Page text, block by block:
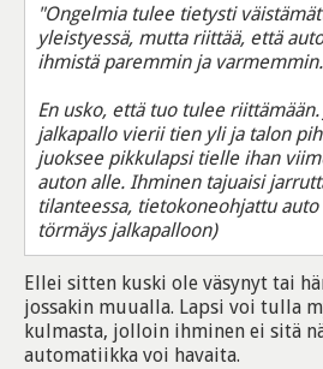
"Ongelmia tulee tietysti
yleistyessä, mutta riittää, että
ihmistä paremmin ja
En usko, että tuo tulee riittämään.
jalkapallo vierii tien yli ja talon
juoksee pikkulapsi tielle ihan
auton alle. Ihminen tajuaisi
tilanteessa, tietokoneohjattu
törmäys jalkapalloon)
Ellei sitten kuski ole väsynyt tai
jossakin muualla. Lapsi voi tulla
kulmasta, jolloin ihminen ei sitä
automatiikka voi havaita.